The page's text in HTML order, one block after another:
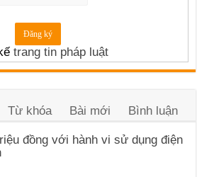
trang tin pháp luật
Từ khóa Bài mới Bình luận
đồng với hành vi sử dụng điện